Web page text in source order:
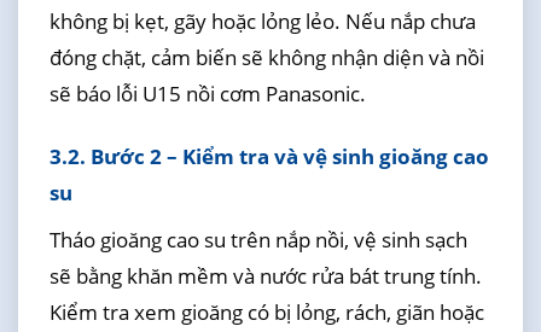
không bị kẹt, gãy hoặc lỏng lẻo. Nếu nắp chưa
đóng chặt, cảm biến sẽ không nhận diện và nồi
sẽ báo lỗi U15 nồi cơm Panasonic.
3.2. Bước 2 – Kiểm tra và vệ sinh gioăng cao
su
Tháo gioăng cao su trên nắp nồi, vệ sinh sạch
sẽ bằng khăn mềm và nước rửa bát trung tính.
Kiểm tra xem gioăng có bị lỏng, rách, giãn hoặc